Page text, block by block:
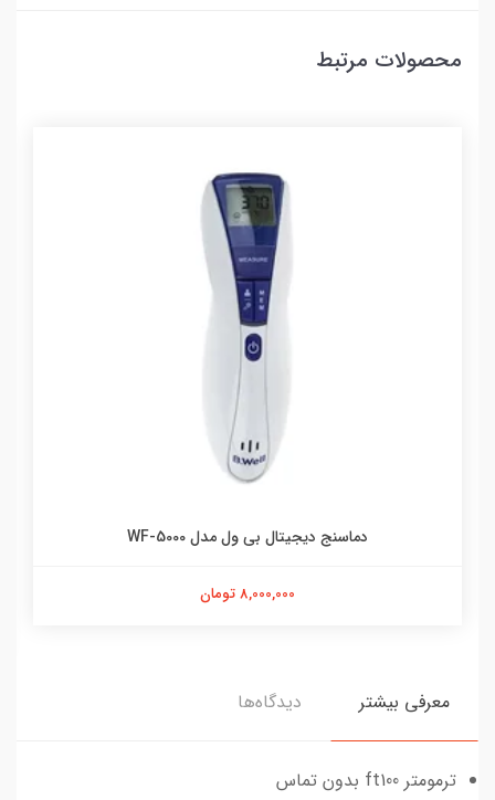
محصولات مرتبط
دماسنج دیجیتال بی ول مدل WF-5000
8,000,000 تومان
معرفی بیشتر دیدگاه‌ها
ترمومتر ft100 بدون تماس